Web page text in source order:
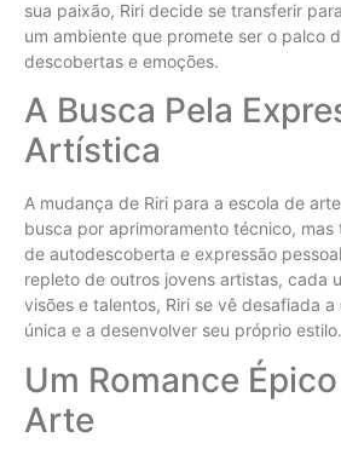
sua paixão, Riri decide se transferir
um ambiente que promete ser o palco
descobertas e emoções.
A Busca Pela
Artística
A mudança de Riri para a escola de
busca por aprimoramento técnico, mas
de autodescoberta e expressão
repleto de outros jovens artistas, cada
visões e talentos, Riri se vê desafiada
única e a desenvolver seu próprio estilo.
Um Romance
Arte